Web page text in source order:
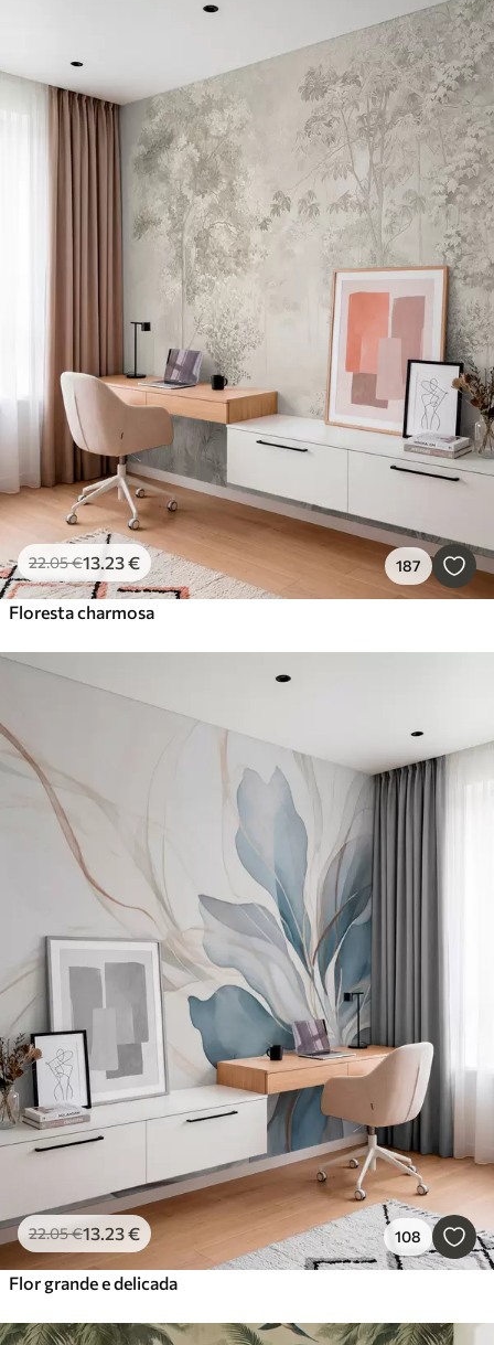
22.05€13.23€ 187
Floresta charmosa
22.05€13 .23€ 108
Flor grande e delicada